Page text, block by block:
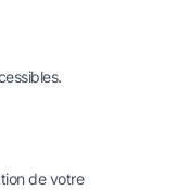
de votre